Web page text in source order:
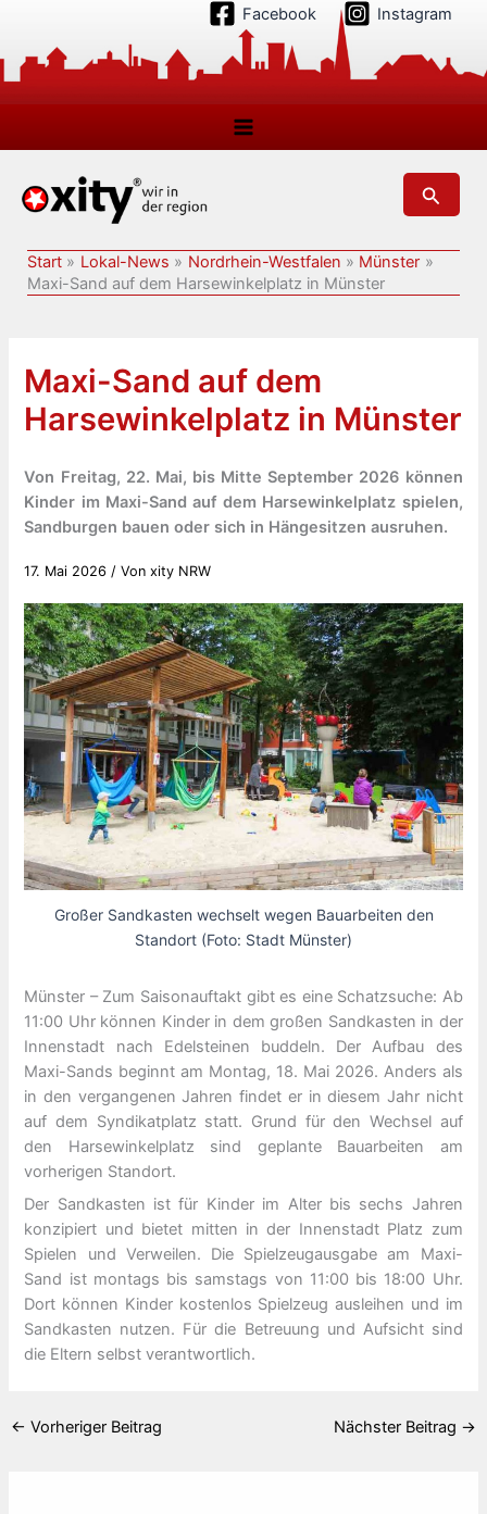
springen
Facebook Instagram
Suchen
Start Lokal-News Nordrhein-Westfalen
Münster
Maxi-Sand auf dem Harsewinkelplatz in Münster
Maxi-Sand auf dem
Harsewinkelplatz in Münster
Von Freitag, 22. Mai, bis Mitte September 2026 können
Kinder im Maxi-Sand auf dem Harsewinkelplatz spielen,
Sandburgen bauen oder sich in Hängesitzen ausruhen.
17. Mai 2026 / Vonxity NRW
Großer Sandkasten wechselt wegen Bauarbeiten den
Standort (Foto: Stadt Münster)
Münster – Zum Saisonauftakt gibt es eine Schatzsuche: Ab
11:00 Uhr können Kinder in dem großen Sandkasten in der
Innenstadt nach Edelsteinen buddeln. Der Aufbau des
Maxi-Sands beginnt am Montag, 18. Mai 2026. Anders als
in den vergangenen Jahren findet er in diesem Jahr nicht
auf dem Syndikatplatz statt. Grund für den Wechsel auf
den Harsewinkelplatz sind geplante Bauarbeiten am
vorherigen Standort.
Der Sandkasten ist für Kinder im Alter bis sechs Jahren
konzipiert und bietet mitten in der Innenstadt Platz zum
Spielen und Verweilen. Die Spielzeugausgabe am Maxi-
Sand ist montags bis samstags von 11:00 bis 18:00 Uhr.
Dort können Kinder kostenlos Spielzeug ausleihen und im
Sandkasten nutzen. Für die Betreuung und Aufsicht sind
die Eltern selbst verantwortlich.
← Vorheriger Beitrag Nächster Beitrag →